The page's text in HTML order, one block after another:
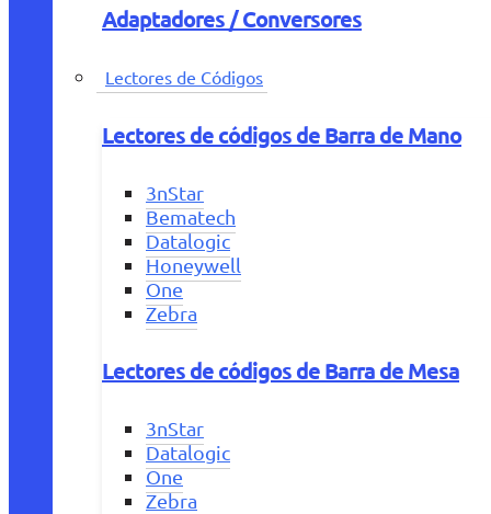
Adaptadores / Conversores
Lectores de Códigos
Lectores de códigos de Barra de Mano
3nStar
Bematech
Datalogic
Honeywell
One
Zebra
Lectores de códigos de Barra de Mesa
3nStar
Datalogic
One
Zebra